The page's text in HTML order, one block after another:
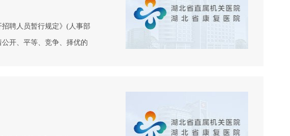
聘人员暂行规定》(人事部
开、平等、竞争、择优的